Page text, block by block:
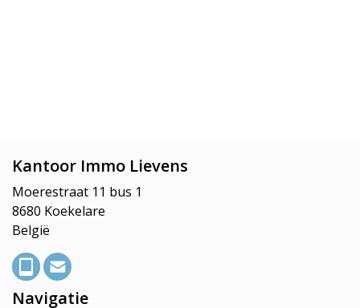
Kantoor Immo Lievens
Moerestraat 11 bus 1
8680 Koekelare
België
Navigatie